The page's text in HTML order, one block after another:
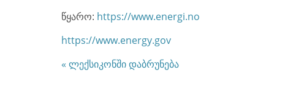
წყარო: https://www.energi.no
https://www.energy.gov
« ლექსიკონში დაბრუნება